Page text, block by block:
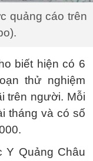
quảng cáo trên
biết hiện có 6
thử nghiệm
trên người. Mỗi
tháng và có số
Y Quảng Châu